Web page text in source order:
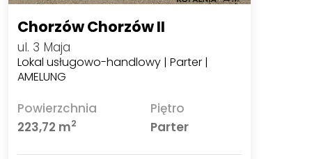
Chorzów Chorzów II
ul. 3 Maja
Lokal usługowo-handlowy | Parter |
AMELUNG
Powierzchnia
223,72 m2
Piętro
Parter